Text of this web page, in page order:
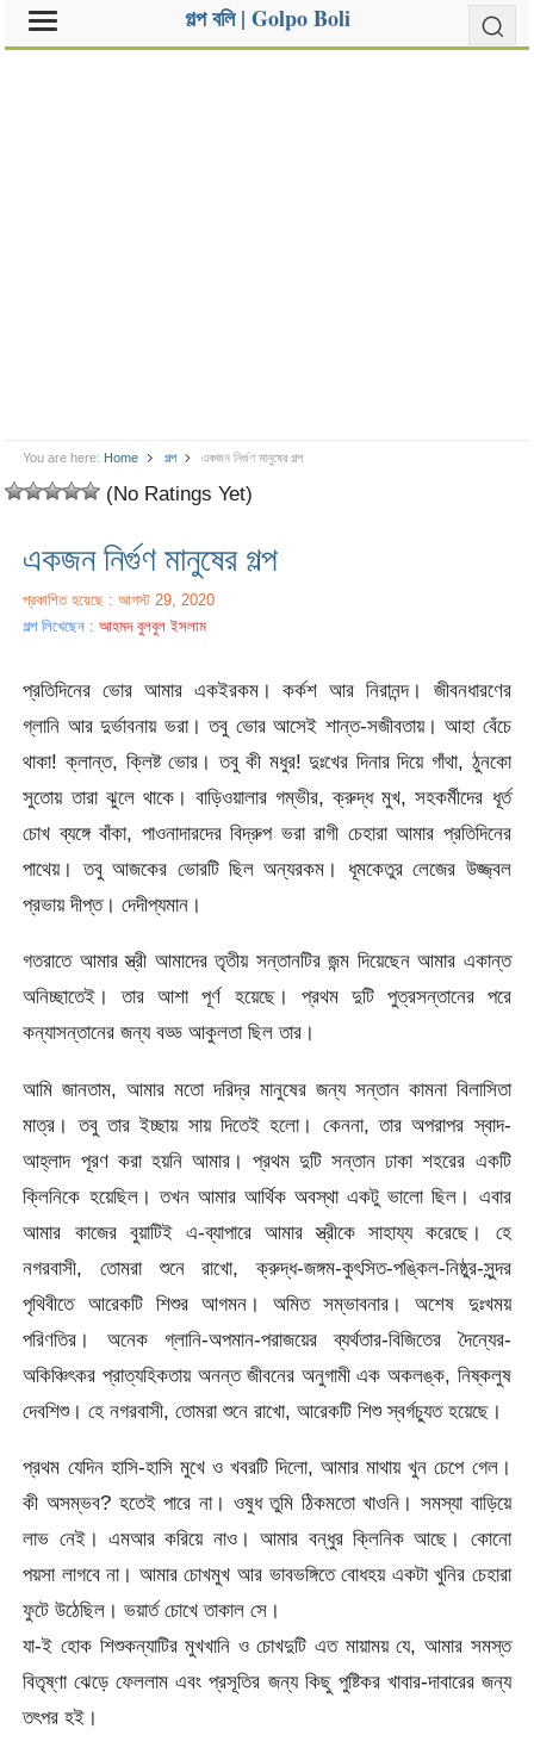
গল্প বলি | Golpo Boli
You are here: Home গল্প একজন নির্গুণ মানুষের গল্প
(No Ratings Yet)
একজন নির্গুণ মানুষের গল্প
প্রকাশিত হয়েছে : আগস্ট 29, 2020
গল্প লিখেছেন :আহমদ বুলবুল ইসলাম
প্রতিদিনের ভোর আমার একইরকম। কর্কশ আর নিরানন্দ। জীবনধারণের
গ্লানি আর দুর্ভাবনায় ভরা। তবু ভোর আসেই শান্ত-সজীবতায়। আহা বেঁচে
থাকা! ক্লান্ত, ক্লিষ্ট ভোর। তবু কী মধুর! দুঃখের দিনার দিয়ে গাঁথা, ঠুনকো
সুতোয় তারা ঝুলে থাকে। বাড়িওয়ালার গম্ভীর, ক্রুদ্ধ মুখ, সহকর্মীদের ধূর্ত
চোখ ব্যঙ্গে বাঁকা, পাওনাদারদের বিদ্রুপ ভরা রাগী চেহারা আমার প্রতিদিনের
পাথেয়। তবু আজকের ভোরটি ছিল অন্যরকম। ধূমকেতুর লেজের উজ্জ্বল
প্রভায় দীপ্ত। দেদীপ্যমান।
গতরাতে আমার স্ত্রী আমাদের তৃতীয় সন্তানটির জন্ম দিয়েছেন আমার একান্ত
অনিচ্ছাতেই। তার আশা পূর্ণ হয়েছে। প্রথম দুটি পুত্রসন্তানের পরে
কন্যাসন্তানের জন্য বড্ড আকুলতা ছিল তার।
আমি জানতাম, আমার মতো দরিদ্র মানুষের জন্য সন্তান কামনা বিলাসিতা
মাত্র। তবু তার ইচ্ছায় সায় দিতেই হলো। কেননা, তার অপরাপর স্বাদ-
আহ্লাদ পূরণ করা হয়নি আমার। প্রথম দুটি সন্তান ঢাকা শহরের একটি
ক্লিনিকে হয়েছিল। তখন আমার আর্থিক অবস্থা একটু ভালো ছিল। এবার
আমার কাজের বুয়াটিই এ-ব্যাপারে আমার স্ত্রীকে সাহায্য করেছে। হে
নগরবাসী, তোমরা শুনে রাখো, ক্রুদ্ধ-জঙ্গম-কুৎসিত-পঙ্কিল-নিষ্ঠুর-সুন্দর
পৃথিবীতে আরেকটি শিশুর আগমন। অমিত সম্ভাবনার। অশেষ দুঃখময়
পরিণতির। অনেক গ্লানি-অপমান-পরাজয়ের ব্যর্থতার-বিজিতের দৈন্যের-
অকিঞ্চিৎকর প্রাত্যহিকতায় অনন্ত জীবনের অনুগামী এক অকলঙ্ক, নিষ্কলুষ
দেবশিশু। হে নগরবাসী, তোমরা শুনে রাখো, আরেকটি শিশু স্বর্গচ্যুত হয়েছে।
প্রথম যেদিন হাসি-হাসি মুখে ও খবরটি দিলো, আমার মাথায় খুন চেপে গেল।
কী অসম্ভব? হতেই পারে না। ওষুধ তুমি ঠিকমতো খাওনি। সমস্যা বাড়িয়ে
লাভ নেই। এমআর করিয়ে নাও। আমার বন্ধুর ক্লিনিক আছে। কোনো
পয়সা লাগবে না। আমার চোখমুখ আর ভাবভঙ্গিতে বোধহয় একটা খুনির চেহারা
ফুটে উঠেছিল। ভয়ার্ত চোখে তাকাল সে।
যা-ই হোক শিশুকন্যাটির মুখখানি ও চোখদুটি এত মায়াময় যে, আমার সমস্ত
বিতৃষ্ণা ঝেড়ে ফেললাম এবং প্রসূতির জন্য কিছু পুষ্টিকর খাবার-দাবারের জন্য
তৎপর হই।